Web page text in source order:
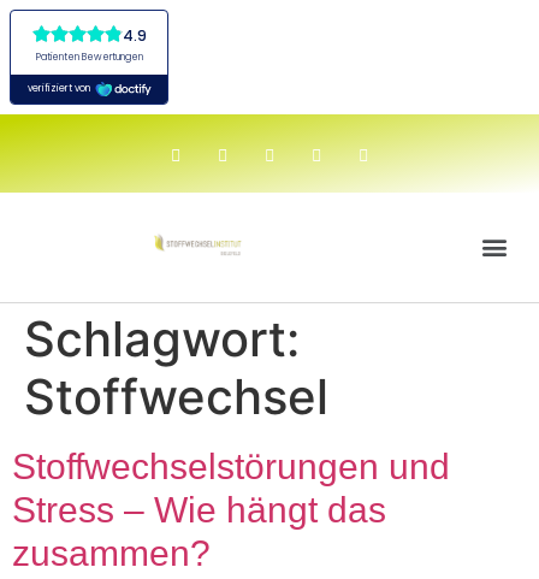
Schlagwort:
Stoffwechsel
Stoffwechselstörungen und
Stress – Wie hängt das
zusammen?